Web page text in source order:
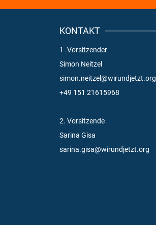
KONTAKT
1 .Vorsitzender
Simon Neitzel
simon.neitzel@wirundjetzt.org
+49 151 21615968
2. Vorsitzende
Sarina Gisa
sarina.gisa@wirundjetzt.org